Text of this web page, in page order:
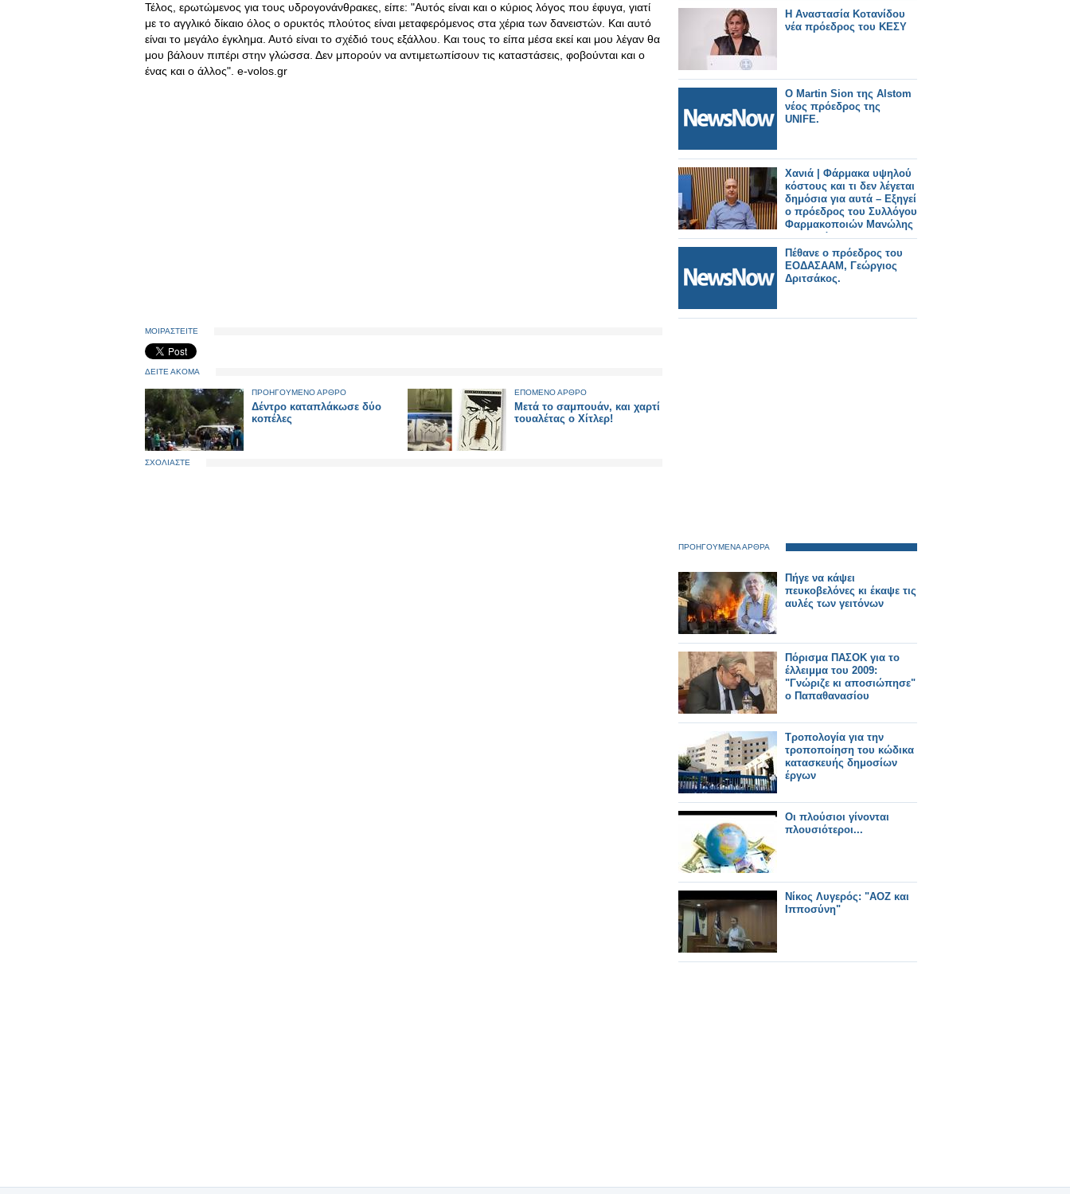
Τέλος, ερωτώμενος για τους υδρογονάνθρακες, είπε: "Αυτός είναι και ο κύριος λόγος που έφυγα, γιατί
με το αγγλικό δίκαιο όλος ο ορυκτός πλούτος είναι μεταφερόμενος στα χέρια των δανειστών. Και αυτό
είναι το μεγάλο έγκλημα. Αυτό είναι το σχέδιό τους εξάλλου. Και τους το είπα μέσα εκεί και μου λέγαν θα
μου βάλουν πιπέρι στην γλώσσα. Δεν μπορούν να αντιμετωπίσουν τις καταστάσεις, φοβούνται και ο
ένας και ο άλλος". e-volos.gr
ΜΟΙΡΑΣΤΕΙΤΕ
ΔΕΙΤΕ ΑΚΟΜΑ
ΠΡΟΗΓΟΥΜΕΝΟ ΑΡΘΡΟ
Δέντρο καταπλάκωσε δύο
κοπέλες
ΕΠΟΜΕΝΟ ΑΡΘΡΟ
Μετά το σαμπουάν, και χαρτί
τουαλέτας ο Χίτλερ!
ΣΧΟΛΙΑΣΤΕ
Η Αναστασία Κοτανίδου
νέα πρόεδρος του ΚΕΣΥ
Ο Martin Sion της Alstom
νέος πρόεδρος της
UNIFE.
Χανιά | Φάρμακα υψηλού
κόστους και τι δεν λέγεται
δημόσια για αυτά – Εξηγεί
ο πρόεδρος του Συλλόγου
Φαρμακοποιών Μανώλης
Κατσαράκης
Πέθανε ο πρόεδρος του
ΕΟΔΑΣΑΑΜ, Γεώργιος
Δριτσάκος.
ΠΡΟΗΓΟΥΜΕΝΑ ΑΡΘΡΑ
Πήγε να κάψει
πευκοβελόνες κι έκαψε τις
αυλές των γειτόνων
Πόρισμα ΠΑΣΟΚ για το
έλλειμμα του 2009:
"Γνώριζε κι αποσιώπησε"
ο Παπαθανασίου
Τροπολογία για την
τροποποίηση του κώδικα
κατασκευής δημοσίων
έργων
Οι πλούσιοι γίνονται
πλουσιότεροι...
Νίκος Λυγερός: "AOZ και
Ιπποσύνη"